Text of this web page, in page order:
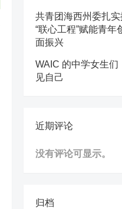
共青团海西州委扎
“联心工程”赋能青年
面振兴
WAIC 的中学女生们
见自己
近期评论
没有评论可显示。
归档